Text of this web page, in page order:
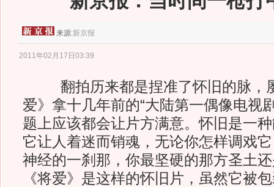
来源:新京报
2011年02月17日03:39
翻拍历来都是捏准了怀旧的脉，
爱》拿十几年前的“大陆第一偶像电视
题上应该都会让片方满意。怀旧是一
它让人着迷而销魂，无论你怎样调戏
神经的一刹那，你最坚硬的那方圣土
《将爱》是这样的怀旧片，虽然它被